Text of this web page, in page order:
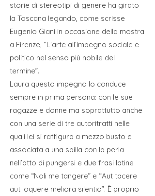
storie di stereotipi di genere ha girato
la Toscana legando, come scrisse
Eugenio Giani in occasione della mostra
a Firenze, “L’arte all’impegno sociale e
politico nel senso più nobile del
termine”.
Laura questo impegno lo conduce
sempre in prima persona: con le sue
ragazze e donne ma soprattutto anche
con una serie di tre autoritratti nelle
quali lei si raffigura a mezzo busto e
associata a una spilla con la perla
nell’atto di pungersi e due frasi latine
come “Noli me tangere” e “Aut tacere
aut loquere meliora silentio”. È proprio